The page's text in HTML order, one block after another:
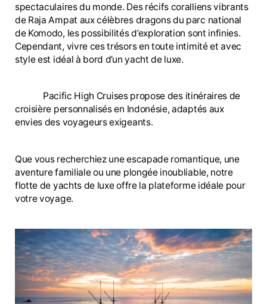
spectaculaires du monde. Des récifs coralliens vibrants
de Raja Ampat aux célèbres dragons du parc national
de Komodo, les possibilités d’exploration sont infinies.
Cependant, vivre ces trésors en toute intimité et avec
style est idéal à bord d’un yacht de luxe.
Pacific High Cruises propose des itinéraires de
croisière personnalisés en Indonésie, adaptés aux
envies des voyageurs exigeants.
Que vous recherchiez une escapade romantique, une
aventure familiale ou une plongée inoubliable, notre
flotte de yachts de luxe offre la plateforme idéale pour
votre voyage.